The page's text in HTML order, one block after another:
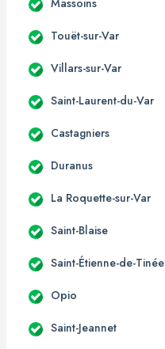
Touët-sur-Var
Villars-sur-Var
Saint-Laurent-du-Var
Castagniers
Duranus
La Roquette-sur-Var
Saint-Blaise
Saint-Étienne-de-Tinée
Opio
Saint-Jeannet